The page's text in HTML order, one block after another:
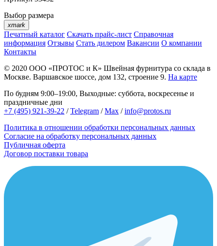
Выбор размера
xmark
Печатный каталог Скачать прайс-лист Справочная
информация Отзывы Стать дилером Вакансии О компании
Контакты
© 2020 ООО «ПРОТОС и К» Швейная фурнитура со склада в
Москве. Варшавское шоссе, дом 132, строение 9. На карте
По будням 9:00–19:00, Выходные: суббота, воскресенье и
праздничные дни
+7 (495) 921-39-22 /Telegram /Max /info@protos.ru
Политика в отношении обработки персональных данных
Согласие на обработку персональных данных
Публичная оферта
Договор поставки товара